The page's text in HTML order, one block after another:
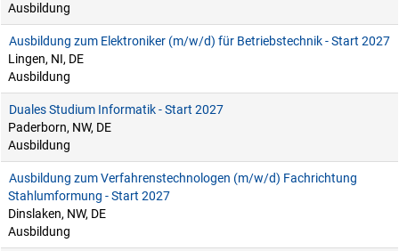
Ausbildung
Ausbildung zum Elektroniker (m/w/d) für Betriebstechnik - Start 2027
Lingen, NI, DE
Ausbildung
Duales Studium Informatik - Start 2027
Paderborn, NW, DE
Ausbildung
Ausbildung zum Verfahrenstechnologen (m/w/d) Fachrichtung
Stahlumformung - Start 2027
Dinslaken, NW, DE
Ausbildung